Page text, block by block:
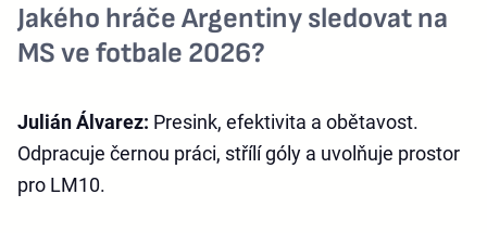
Jakého hráče Argentiny sledovat na
MS ve fotbale 2026?
Julián Álvarez: Presink, efektivita a obětavost.
Odpracuje černou práci, střílí góly a uvolňuje prostor
pro LM10.